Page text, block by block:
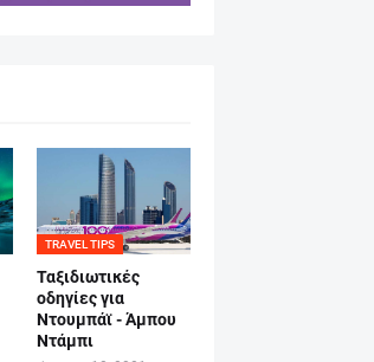
TRAVEL TIPS
Ταξιδιωτικές
οδηγίες για
Ντουμπάϊ - Άμπου
Ντάμπι